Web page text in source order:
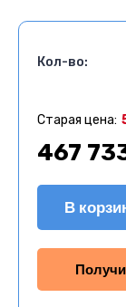
Кол-во:
Старая цена:
467
В